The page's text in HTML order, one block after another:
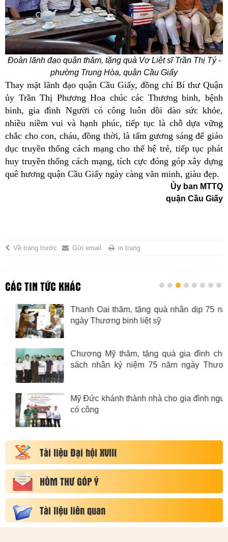
Đoàn lãnh đạo quận thăm, tặng quà Vợ Liệt sĩ Trần Thị Tý-
phường Trung Hòa, quận Cầu Giấy
Thay mặt lãnh đạo quận Cầu Giấy, đồng chí Bí thư Quận
ủy Trần Thị Phương Hoa chúc các Thương binh, bệnh
binh, gia đình Người có công luôn dồi dào sức khỏe,
nhiều niềm vui và hạnh phúc, tiếp tục là chỗ dựa vững
chắc cho con, cháu, đồng thời, là tấm gương sáng để giáo
dục truyền thống cách mạng cho thế hệ trẻ, tiếp tục phát
huy truyền thống cách mạng, tích cực đóng góp xây dựng
quê hương quận Cầu Giấy ngày càng văn minh, giàu đẹp.
Ủy ban MTTQ
quận Cầu Giấy
Về trang trước Gửi email in trang
CÁC TIN TỨC KHÁC
Thanh Oai thăm, tặng quà nhân dịp 75 năm
ngày Thương binh liệt sỹ
Chương Mỹ thăm, tặng quà gia đình chính
sách nhân kỷ niệm 75 năm ngày Thương
binh Liệt sỹ
Mỹ Đức khánh thành nhà cho gia đình người
có công
Tài liệu Đại hội XVIII
HÒM THƯ GÓP Ý
Tài liệu liên quan